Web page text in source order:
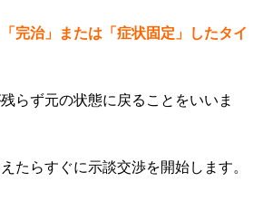
完治」または「症状固定」したタイ
らず元の状態に戻ることをいいま
たらすぐに示談交渉を開始します。